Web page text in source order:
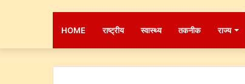
HOME राष्ट्रीय स्वास्थ्य तकनीक राज्य